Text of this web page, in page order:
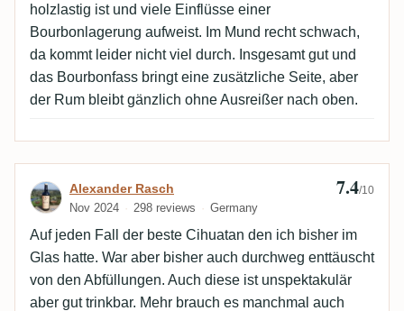
holzlastig ist und viele Einflüsse einer
Bourbonlagerung aufweist. Im Mund recht schwach,
da kommt leider nicht viel durch. Insgesamt gut und
das Bourbonfass bringt eine zusätzliche Seite, aber
der Rum bleibt gänzlich ohne Ausreißer nach oben.
Review by Alexander Rasch
Alexander Rasch
Nov 2024 298 reviews Germany
7.4/10
Auf jeden Fall der beste Cihuatan den ich bisher im
Glas hatte. War aber bisher auch durchweg enttäuscht
von den Abfüllungen. Auch diese ist unspektakulär
aber gut trinkbar. Mehr brauch es manchmal auch